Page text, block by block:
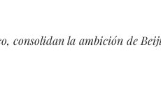
consolidan la ambición de